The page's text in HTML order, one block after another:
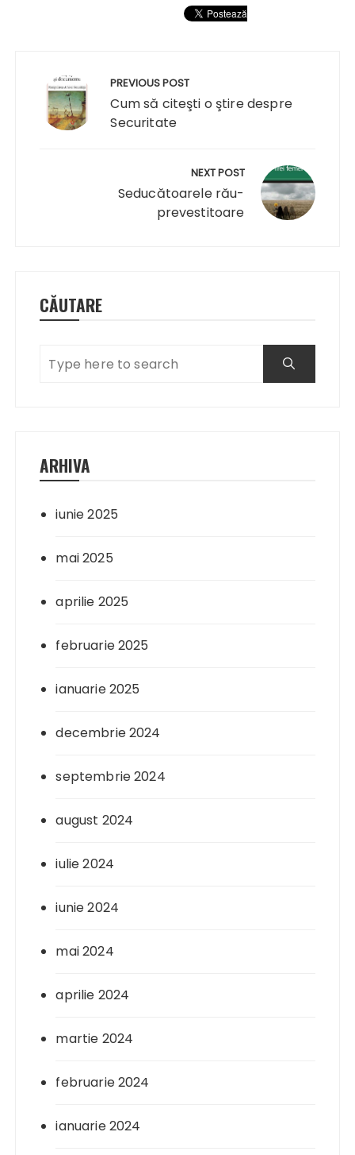
articole
PREVIOUS POST
Cum să citeşti o ştire despre
Securitate
NEXT POST
Seducătoarele rău-
prevestitoare
CĂUTARE
ARHIVA
iunie 2025
mai 2025
aprilie 2025
februarie 2025
ianuarie 2025
decembrie 2024
septembrie 2024
august 2024
iulie 2024
iunie 2024
mai 2024
aprilie 2024
martie 2024
februarie 2024
ianuarie 2024